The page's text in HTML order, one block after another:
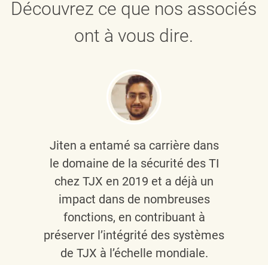
Découvrez ce que nos associés
ont à vous dire.
Jiten a entamé sa carrière dans
le domaine de la sécurité des TI
chez TJX en 2019 et a déjà un
impact dans de nombreuses
fonctions, en contribuant à
préserver l’intégrité des systèmes
de TJX à l’échelle mondiale.